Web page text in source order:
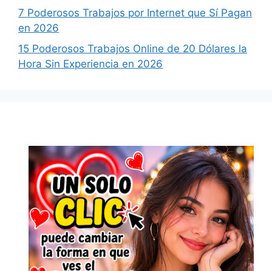
7 Poderosos Trabajos por Internet que Sí Pagan
en 2026
15 Poderosos Trabajos Online de 20 Dólares la
Hora Sin Experiencia en 2026